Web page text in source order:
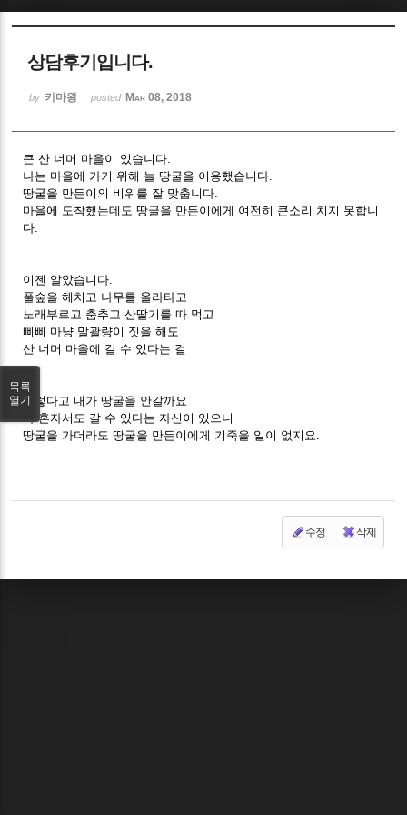
상담후기입니다.
by 키마왕 posted Mar 08, 2018
큰 산 너머 마을이 있습니다.
나는 마을에 가기 위해 늘 땅굴을 이용했습니다.
땅굴을 만든이의 비위를 잘 맞춥니다.
마을에 도착했는데도 땅굴을 만든이에게 여전히 큰소리 치지 못합니
다.
이젠 알았습니다.
풀숲을 헤치고 나무를 올라타고
노래부르고 춤추고 산딸기를 따 먹고
삐삐 마냥 말괄량이 짓을 해도
산 너머 마을에 갈 수 있다는 걸
그렇다고 내가 땅굴을 안갈까요
나 혼자서도 갈 수 있다는 자신이 있으니
땅굴을 가더라도 땅굴을 만든이에게 기죽을 일이 없지요.
수정 삭제
목록
열기
Sketchbook5, 스케치북5
Sketchbook5, 스케치북5